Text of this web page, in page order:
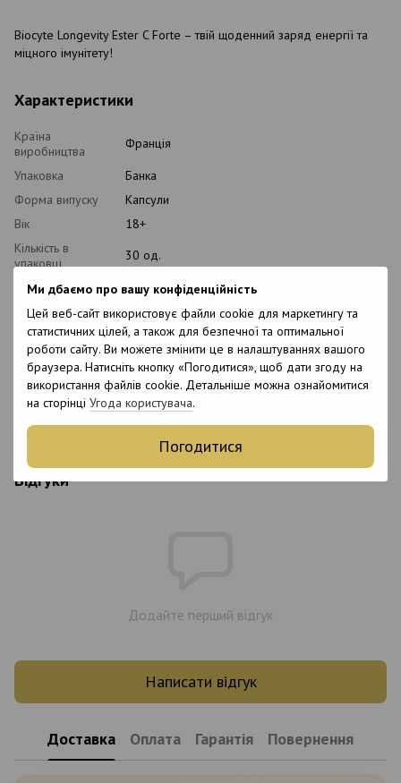
Ми дбаємо про вашу конфіденційність
Цей веб-сайт використовує файли cookie для маркетингу та
статистичних цілей, а також для безпечної та оптимальної
роботи сайту. Ви можете змінити це в налаштуваннях вашого
браузера. Натисніть кнопку «Погодитися», щоб дати згоду на
використання файлів cookie. Детальніше можна ознайомитися
на сторінці Угода користувача.
Погодитися
Biocyte Longevity Ester C Forte – твій щоденний заряд енергії та
міцного імунітету!
Характеристики
Країна
виробництва
Франція
Упаковка
Банка
Форма випуску
Капсули
Вік
18+
Кількість в
упаковці
30 од.
Спосіб
1 капсулу на день
Властивості
Зміцнення імунної системи; зменшує втому;
підтримує захисні функції організму в періоди
стресу
Протипоказання
Індивідуальна непереносимість компонентів
Особливості
Без ГМО
Склад
L-аскорбат кальцію
Відгуки
Додайте перший відгук
Написати відгук
Доставка Оплата Гарантія Повернення